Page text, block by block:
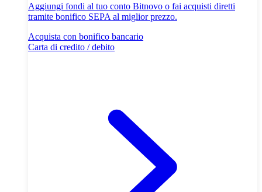
Aggiungi fondi al tuo conto Bitnovo o fai acquisti diretti
tramite bonifico SEPA al miglior prezzo.
Acquista con bonifico bancario
Carta di credito / debito